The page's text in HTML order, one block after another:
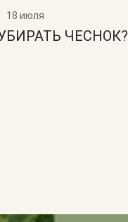
18 июля
ЧЕСНОК?